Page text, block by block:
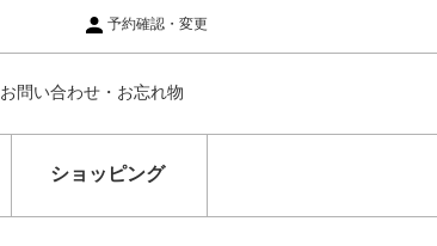
予約確認・変更
お問い合わせ・お忘れ物
ショッピング